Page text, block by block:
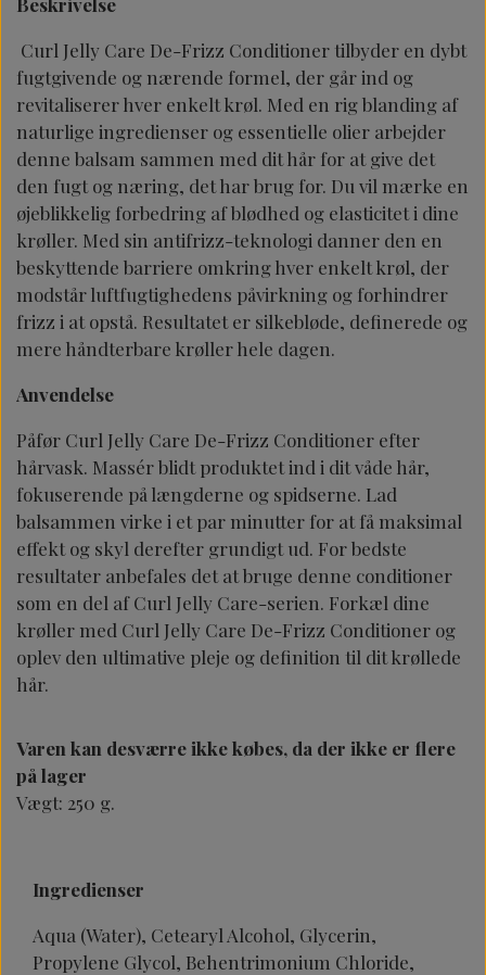
Curl Jelly Care De-Frizz Conditioner tilbyder en dybt
fugtgivende og nærende formel, der går ind og
revitaliserer hver enkelt krøl. Med en rig blanding af
naturlige ingredienser og essentielle olier arbejder
denne balsam sammen med dit hår for at give det
den fugt og næring, det har brug for. Du vil mærke en
øjeblikkelig forbedring af blødhed og elasticitet i dine
krøller. Med sin antifrizz-teknologi danner den en
beskyttende barriere omkring hver enkelt krøl, der
modstår luftfugtighedens påvirkning og forhindrer
frizz i at opstå. Resultatet er silkebløde, definerede og
mere håndterbare krøller hele dagen.
Anvendelse
Påfør Curl Jelly Care De-Frizz Conditioner efter
hårvask. Massér blidt produktet ind i dit våde hår,
fokuserende på længderne og spidserne. Lad
balsammen virke i et par minutter for at få maksimal
effekt og skyl derefter grundigt ud. For bedste
resultater anbefales det at bruge denne conditioner
som en del af Curl Jelly Care-serien. Forkæl dine
krøller med Curl Jelly Care De-Frizz Conditioner og
oplev den ultimative pleje og definition til dit krøllede
hår.
Varen kan desværre ikke købes, da der ikke er flere
på lager
Vægt: 250 g.
Ingredienser
Aqua (Water), Cetearyl Alcohol, Glycerin,
Propylene Glycol, Behentrimonium Chloride,